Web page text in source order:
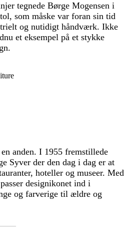
tegnede Børge Mogensen i
som måske var foran sin tid
og nutidigt håndværk. Ikke
et eksempel på et stykke
anden. I 1955 fremstillede
Syver der den dag i dag er at
hoteller og museer. Med
designikonet ind i
og farverige til ældre og